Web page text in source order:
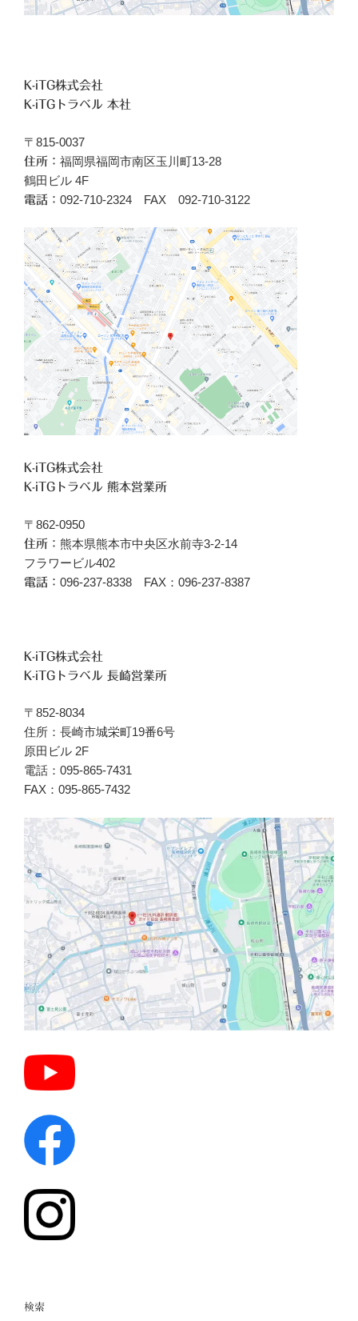
K-iTG株式会社
K-iTGトラベル 本社
〒815-0037
住所： 福岡県福岡市南区玉川町13-28
鶴田ビル 4F
電話： 092-710-2324 FAX 092-710-3122
K-iTG株式会社
K-iTGトラベル 熊本営業所
〒862-0950
住所： 熊本県熊本市中央区水前寺3-2-14
フラワービル402
電話： 096‐237-8338 FAX：096-237-8387
K-iTG株式会社
K-iTGトラベル 長崎営業所
〒852-8034
住所：長崎市城栄町19番6号
原田ビル 2F
電話：095-865-7431
FAX：095-865-7432
検索